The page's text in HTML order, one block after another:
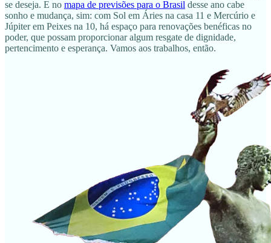
se deseja. E no mapa de previsões para o Brasil desse ano cabe
sonho e mudança, sim: com Sol em Áries na casa 11 e Mercúrio e
Júpiter em Peixes na 10, há espaço para renovações benéficas no
poder, que possam proporcionar algum resgate de dignidade,
pertencimento e esperança. Vamos aos trabalhos, então.